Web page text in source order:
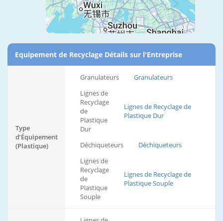
Equipement de Recyclage Détails sur l'Entreprise
Type
d’Équipement
(Plastique)
Granulateurs
Granulateurs
Lignes de
Recyclage
de
Plastique
Dur
Lignes de Recyclage de
Plastique Dur
Déchiqueteurs
Déchiqueteurs
Lignes de
Recyclage
de
Plastique
Souple
Lignes de Recyclage de
Plastique Souple